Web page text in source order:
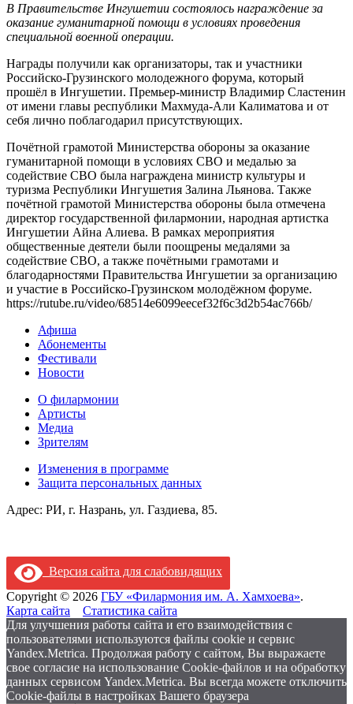
В Правительстве Ингушетии состоялось награждение за
оказание гуманитарной помощи в условиях проведения
специальной военной операции.
Награды получили как организаторы, так и участники
Российско-Грузинского молодежного форума, который
прошёл в Ингушетии. Премьер-министр Владимир Сластенин
от имени главы республики Махмуда-Али Калиматова и от
себя лично поблагодарил присутствующих.
Почётной грамотой Министерства обороны за оказание
гуманитарной помощи в условиях СВО и медалью за
содействие СВО была награждена министр культуры и
туризма Республики Ингушетия Залина Льянова. Также
почётной грамотой Министерства обороны была отмечена
директор государственной филармонии, народная артистка
Ингушетии Айна Алиева. В рамках мероприятия
общественные деятели были поощрены медалями за
содействие СВО, а также почётными грамотами и
благодарностями Правительства Ингушетии за организацию
и участие в Российско-Грузинском молодёжном форуме.
https://rutube.ru/video/68514e6099eecef32f6c3d2b54ac766b/
Афиша
Абонементы
Фестивали
Новости
О филармонии
Артисты
Медиа
Зрителям
Изменения в программе
Защита персональных данных
Адрес: РИ, г. Назрань, ул. Газдиева, 85.
Версия сайта для слабовидящих
Copyright © 2026 ГБУ «Филармония им. А. Хамхоева».
Карта сайта
Статистика сайта
Для улучшения работы сайта и его взаимодействия с
пользователями используются файлы cookie и сервис
Yandex.Metrica. Продолжая работу с сайтом, Вы выражаете
свое согласие на использование Cookie-файлов и на обработку
данных сервисом Yandex.Metrica. Вы всегда можете отключить
Cookie-файлы в настройках Вашего браузера